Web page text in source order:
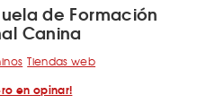
de Formación
Canina
Tiendas web
en opinar!